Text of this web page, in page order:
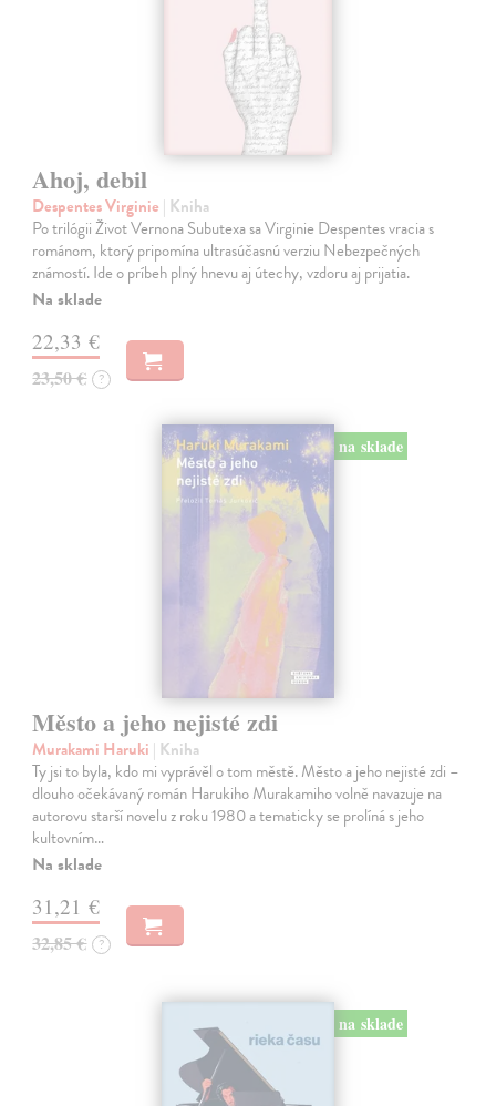
Ahoj, debil
Despentes Virginie | Kniha
Po trilógii Život Vernona Subutexa sa Virginie Despentes vracia s
románom, ktorý pripomína ultrasúčasnú verziu Nebezpečných
známostí. Ide o príbeh plný hnevu aj útechy, vzdoru aj prijatia.
Na sklade
22,33 €
23,50 € ?
na sklade
Město a jeho nejisté zdi
Murakami Haruki | Kniha
Ty jsi to byla, kdo mi vyprávěl o tom městě. Město a jeho nejisté zdi –
dlouho očekávaný román Harukiho Murakamiho volně navazuje na
autorovu starší novelu z roku 1980 a tematicky se prolíná s jeho
kultovním…
Na sklade
31,21 €
32,85 € ?
na sklade